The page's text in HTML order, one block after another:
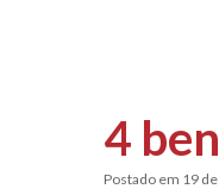
4
Postado em 19